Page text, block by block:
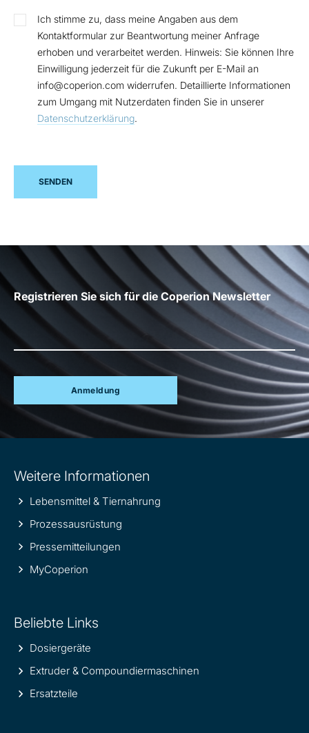
Ich stimme zu, dass meine Angaben aus dem
Kontaktformular zur Beantwortung meiner Anfrage
erhoben und verarbeitet werden. Hinweis: Sie können Ihre
Einwilligung jederzeit für die Zukunft per E-Mail an
info@coperion.com widerrufen. Detaillierte Informationen
zum Umgang mit Nutzerdaten finden Sie in unserer
Datenschutzerklärung.
SENDEN
Registrieren Sie sich für die Coperion Newsletter
Anmeldung
information
Weitere Informationen
Lebensmittel & Tiernahrung
Prozessausrüstung
Pressemitteilungen
MyCoperion
Beliebte Links
Dosiergeräte
Extruder & Compoundiermaschinen
Ersatzteile